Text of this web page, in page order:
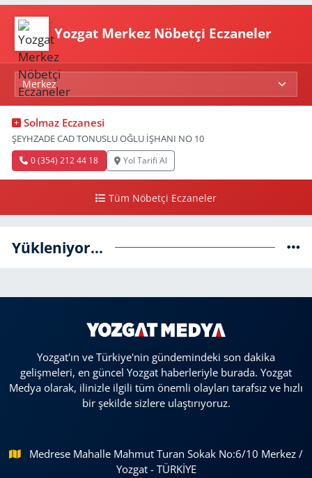
Yozgat Merkez Nöbetçi Eczaneler
Solmaz Eczanesi
ŞEYHZADE CAD TONUSLU OĞLU İŞHANI NO 10
0 (354) 212 44 18 Yol Tarifi Al
Tüm Nöbetçi Eczaneler
Yükleniyor...
Yozgat'ın ve Türkiye'nin gündemindeki son dakika
gelişmeleri, en güncel Yozgat haberleriyle burada. Yozgat
Medya olarak, ilinizle ilgili tüm önemli olayları tarafsız ve hızlı
bir şekilde sizlere ulaştırıyoruz.
Medrese Mahalle Mahmut Turan Sokak No:6/10 Merkez /
Yozgat - TÜRKİYE